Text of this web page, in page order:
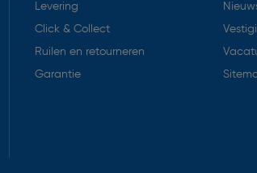
Levering
Click & Collect
Ruilen en retourneren
Garantie